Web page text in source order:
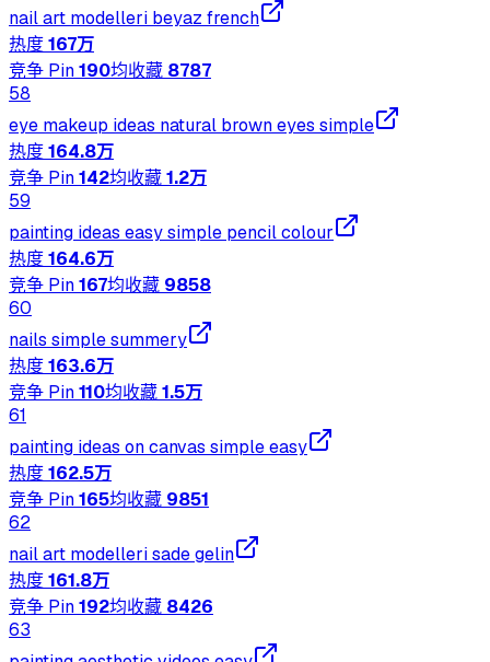
nail art modelleri beyaz french
热度167万
竞争 Pin190均收藏 8787
58
eye makeup ideas natural brown eyes simple
热度164.8万
竞争 Pin142均收藏1.2万
59
painting ideas easy simple pencil colour
热度164.6万
竞争 Pin167均收藏 9858
60
nails simple summery
热度163.6万
竞争 Pin110均收藏1.5万
61
painting ideas on canvas simple easy
热度162.5万
竞争 Pin165均收藏 9851
62
nail art modelleri sade gelin
热度161.8万
竞争 Pin192均收藏 8426
63